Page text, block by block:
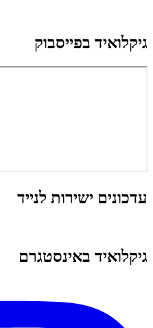
גיקלואיד בפייסבוק
עדכונים ישירות לנייד
גיקלואיד באינסטגרם